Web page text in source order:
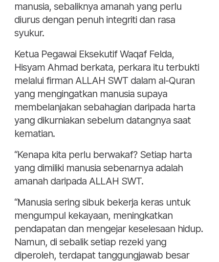
manusia, sebaliknya amanah yang perlu
diurus dengan penuh integriti dan rasa
syukur.
Ketua Pegawai Eksekutif Waqaf Felda,
Hisyam Ahmad berkata, perkara itu terbukti
melalui firman ALLAH SWT dalam al-Quran
yang mengingatkan manusia supaya
membelanjakan sebahagian daripada harta
yang dikurniakan sebelum datangnya saat
kematian.
“Kenapa kita perlu berwakaf? Setiap harta
yang dimiliki manusia sebenarnya adalah
amanah daripada ALLAH SWT.
“Manusia sering sibuk bekerja keras untuk
mengumpul kekayaan, meningkatkan
pendapatan dan mengejar keselesaan hidup.
Namun, di sebalik setiap rezeki yang
diperoleh, terdapat tanggungjawab besar